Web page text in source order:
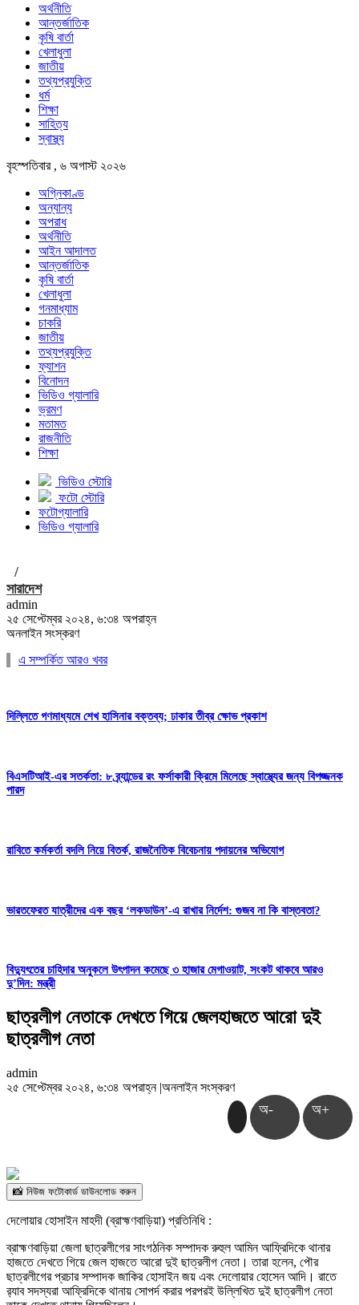
অর্থনীতি
আন্তর্জাতিক
কৃষি বার্তা
খেলাধুলা
জাতীয়
তথ্যপ্রযুক্তি
ধর্ম
শিক্ষা
সাহিত্য
স্বাস্থ্য
বৃহস্পতিবার , ৬ অগাস্ট ২০২৬
অগ্নিকাণ্ড
অন্যান্য
অপরাধ
অর্থনীতি
আইন আদালত
আন্তর্জাতিক
কৃষি বার্তা
খেলাধুলা
গনমাধ্যাম
চাকরি
জাতীয়
তথ্যপ্রযুক্তি
ফ্যাশন
বিনোদন
ভিডিও গ্যালারি
ভ্রমণ
মতামত
রাজনীতি
শিক্ষা
ভিডিও স্টোরি
ফটো স্টোরি
ফটোগ্যালারি
ভিডিও গ্যালারি
/
সারাদেশ
admin
২৫ সেপ্টেম্বর ২০২৪, ৬:৩৪ অপরাহ্ন
অনলাইন সংস্করণ
এ সম্পর্কিত আরও খবর
দিল্লিতে গণমাধ্যমে শেখ হাসিনার বক্তব্য; ঢাকার তীব্র ক্ষোভ প্রকাশ
বিএসটিআই-এর সতর্কতা: ৮ ব্র্যান্ডের রং ফর্সাকারী ক্রিমে মিলেছে স্বাস্থ্যের জন্য বিপজ্জনক
পারদ
রাবিতে কর্মকর্তা বদলি নিয়ে বিতর্ক, রাজনৈতিক বিবেচনায় পদায়নের অভিযোগ
ভারতফেরত যাত্রীদের এক বছর ‘লকডাউন’-এ রাখার নির্দেশ: গুজব না কি বাস্তবতা?
বিদ্যুৎতের চাহিদার অনুকলে উৎপাদন কমেছে ৩ হাজার মেগাওয়াট, সংকট থাকবে আরও
দু’দিন: মন্ত্রী
ছাত্রলীগ নেতাকে দেখতে গিয়ে জেলহাজতে আরো দুই
ছাত্রলীগ নেতা
admin
২৫ সেপ্টেম্বর ২০২৪, ৬:৩৪ অপরাহ্ন |অনলাইন সংস্করণ
অ- অ+
📸 নিউজ ফটোকার্ড ডাউনলোড করুন
দেলোয়ার হোসাইন মাহদী (ব্রাহ্মণবাড়িয়া) প্রতিনিধি :
ব্রাহ্মণবাড়িয়া জেলা ছাত্রলীগের সাংগঠনিক সম্পাদক রুহুল আমিন আফ্রিদিকে থানার
হাজতে দেখতে গিয়ে জেল হাজতে আরো দুই ছাত্রলীগ নেতা। তারা হলেন, পৌর
ছাত্রলীগের প্রচার সম্পাদক জাকির হোসাইন জয় এবং দেলোয়ার হোসেন আদি। রাতে
র‌্যাব সদস্যরা আফ্রিদিকে থানায় সোপর্দ করার পরপরই উল্লিখিত দুই ছাত্রলীগ নেতা